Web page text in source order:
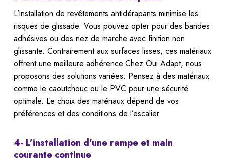
L’installation de revêtements antidérapants minimise les
risques de glissade. Vous pouvez opter pour des bandes
adhésives ou des nez de marche avec finition non
glissante. Contrairement aux surfaces lisses, ces matériaux
offrent une meilleure adhérence.Chez Oui Adapt, nous
proposons des solutions variées. Pensez à des matériaux
comme le caoutchouc ou le PVC pour une sécurité
optimale. Le choix des matériaux dépend de vos
préférences et des conditions de l’escalier.
4- L’installation d’une rampe et main
courante continue